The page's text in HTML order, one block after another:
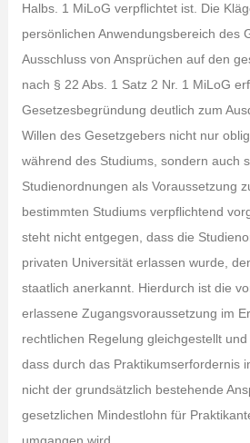
Halbs. 1 MiLoG verpflichtet ist. Die
persönlichen Anwendungsbereich des
Ausschluss von Ansprüchen auf den
nach § 22 Abs. 1 Satz 2 Nr. 1 MiLoG
Gesetzesbegründung deutlich zum
Willen des Gesetzgebers nicht nur
während des Studiums, sondern auch
Studienordnungen als Voraussetzung
bestimmten Studiums verpflichtend
steht nicht entgegen, dass die
privaten Universität erlassen wurde,
staatlich anerkannt. Hierdurch ist die
erlassene Zugangsvoraussetzung im
rechtlichen Regelung gleichgestellt
dass durch das Praktikumserfordernis
nicht der grundsätzlich bestehende
gesetzlichen Mindestlohn für